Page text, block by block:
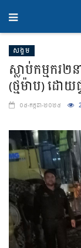
សង្គម
ស្លាប់កម្មករ
(ថ្មម៉ាប) ដោយ
០៥-កក្កដា-២០២៥